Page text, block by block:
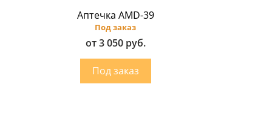
Аптечка AMD-39
Под заказ
от 3 050 руб.